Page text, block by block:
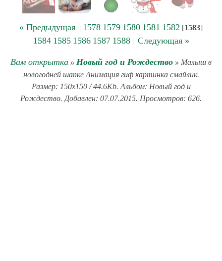
« Предыдущая | 1578 1579 1580 1581 1582 [1583]
1584 1585 1586 1587 1588| Следующая »
Вам открытка » Новый год и Рождество » Малыш в
новогодней шапке Анимация гиф картинка смайлик.
Размер: 150x150 / 44.6Kb. Альбом: Новый год и
Рождество. Добавлен: 07.07.2015. Просмотров: 626.